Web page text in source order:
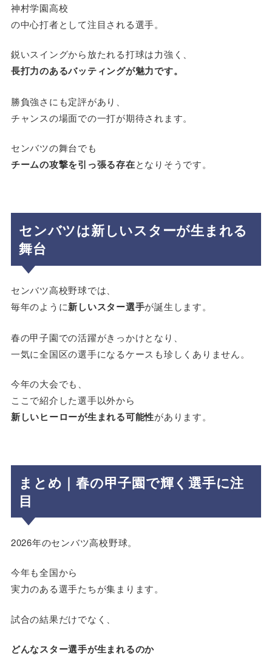
神村学園高校
の中心打者として注目される選手。
鋭いスイングから放たれる打球は力強く、
長打力のあるバッティングが魅力です。
勝負強さにも定評があり、
チャンスの場面での一打が期待されます。
センバツの舞台でも
チームの攻撃を引っ張る存在となりそうです。
センバツは新しいスターが生まれる
舞台
センバツ高校野球では、
毎年のように新しいスター選手が誕生します。
春の甲子園での活躍がきっかけとなり、
一気に全国区の選手になるケースも珍しくありません。
今年の大会でも、
ここで紹介した選手以外から
新しいヒーローが生まれる可能性があります。
まとめ｜春の甲子園で輝く選手に注
目
2026年のセンバツ高校野球。
今年も全国から
実力のある選手たちが集まります。
試合の結果だけでなく、
どんなスター選手が生まれるのか